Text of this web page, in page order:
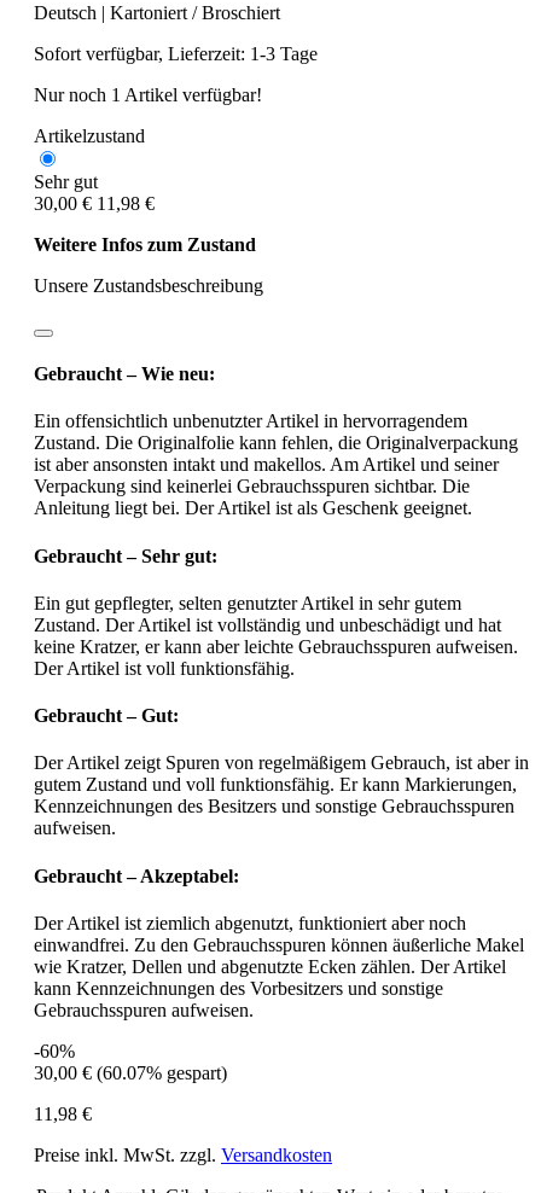
Deutsch | Kartoniert / Broschiert
Sofort verfügbar, Lieferzeit: 1-3 Tage
Nur noch 1 Artikel verfügbar!
Artikelzustand
Sehr gut
30,00 € 11,98 €
Weitere Infos zum Zustand
Unsere Zustandsbeschreibung
Gebraucht – Wie neu:
Ein offensichtlich unbenutzter Artikel in hervorragendem
Zustand. Die Originalfolie kann fehlen, die Originalverpackung
ist aber ansonsten intakt und makellos. Am Artikel und seiner
Verpackung sind keinerlei Gebrauchsspuren sichtbar. Die
Anleitung liegt bei. Der Artikel ist als Geschenk geeignet.
Gebraucht – Sehr gut:
Ein gut gepflegter, selten genutzter Artikel in sehr gutem
Zustand. Der Artikel ist vollständig und unbeschädigt und hat
keine Kratzer, er kann aber leichte Gebrauchsspuren aufweisen.
Der Artikel ist voll funktionsfähig.
Gebraucht – Gut:
Der Artikel zeigt Spuren von regelmäßigem Gebrauch, ist aber in
gutem Zustand und voll funktionsfähig. Er kann Markierungen,
Kennzeichnungen des Besitzers und sonstige Gebrauchsspuren
aufweisen.
Gebraucht – Akzeptabel:
Der Artikel ist ziemlich abgenutzt, funktioniert aber noch
einwandfrei. Zu den Gebrauchsspuren können äußerliche Makel
wie Kratzer, Dellen und abgenutzte Ecken zählen. Der Artikel
kann Kennzeichnungen des Vorbesitzers und sonstige
Gebrauchsspuren aufweisen.
-60%
30,00 € (60.07% gespart)
11,98 €
Preise inkl. MwSt. zzgl. Versandkosten